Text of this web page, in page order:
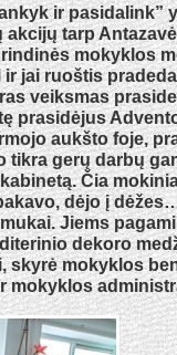
ir pasidalink”
akcijų tarp
mokyklos
ir jai ruoštis
veiksmas
prasidėjus
aukšto foje,
tikra gerų darbų
Čia
dėjo į
Jiems
dekoro
skyrė mokyklos
mokyklos